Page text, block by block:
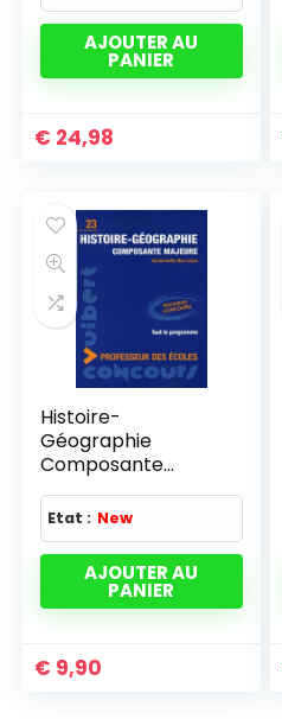
AJOUTER AU
PANIER
€ 24,98
Histoire-
Géographie
Composante
majeure Concours
Professeur des
écoles
Etat : New
AJOUTER AU
PANIER
€ 9,90